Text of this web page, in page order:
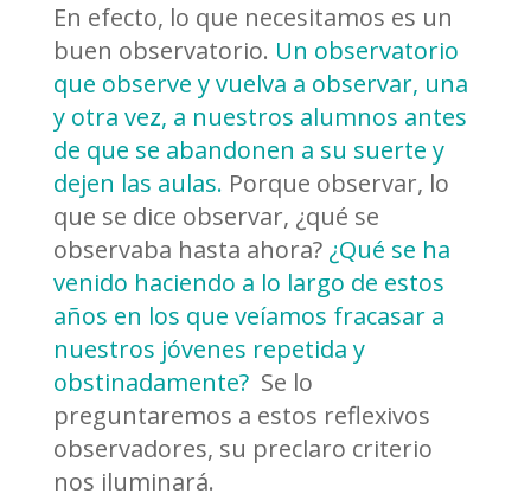
En efecto, lo que necesitamos es un
buen observatorio. Un observatorio
que observe y vuelva a observar, una
y otra vez, a nuestros alumnos antes
de que se abandonen a su suerte y
dejen las aulas. Porque observar, lo
que se dice observar, ¿qué se
observaba hasta ahora? ¿Qué se ha
venido haciendo a lo largo de estos
años en los que veíamos fracasar a
nuestros jóvenes repetida y
obstinadamente?Se lo
preguntaremos a estos reflexivos
observadores, su preclaro criterio
nos iluminará.